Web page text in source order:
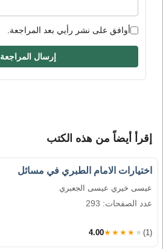
أوافق على نشر رأيي بعد المراجعة.
إرسال المراجعة
إقرأ أيضاً من هذه الكتب
اختيارات الامام الطبري في مسائل
عيسى خيري عيسى الجعبري
عدد الصفحات: 293
4.00★★★★★ (1)